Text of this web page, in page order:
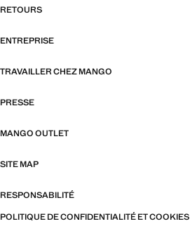
RETOURS
ENTREPRISE
TRAVAILLER CHEZ MANGO
PRESSE
MANGO OUTLET
SITE MAP
RESPONSABILITÉ
POLITIQUE DE CONFIDENTIALITÉ ET COOKIES